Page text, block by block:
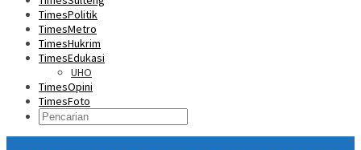
TimesPolitik
TimesMetro
TimesHukrim
TimesEdukasi
UHO
TimesOpini
TimesFoto